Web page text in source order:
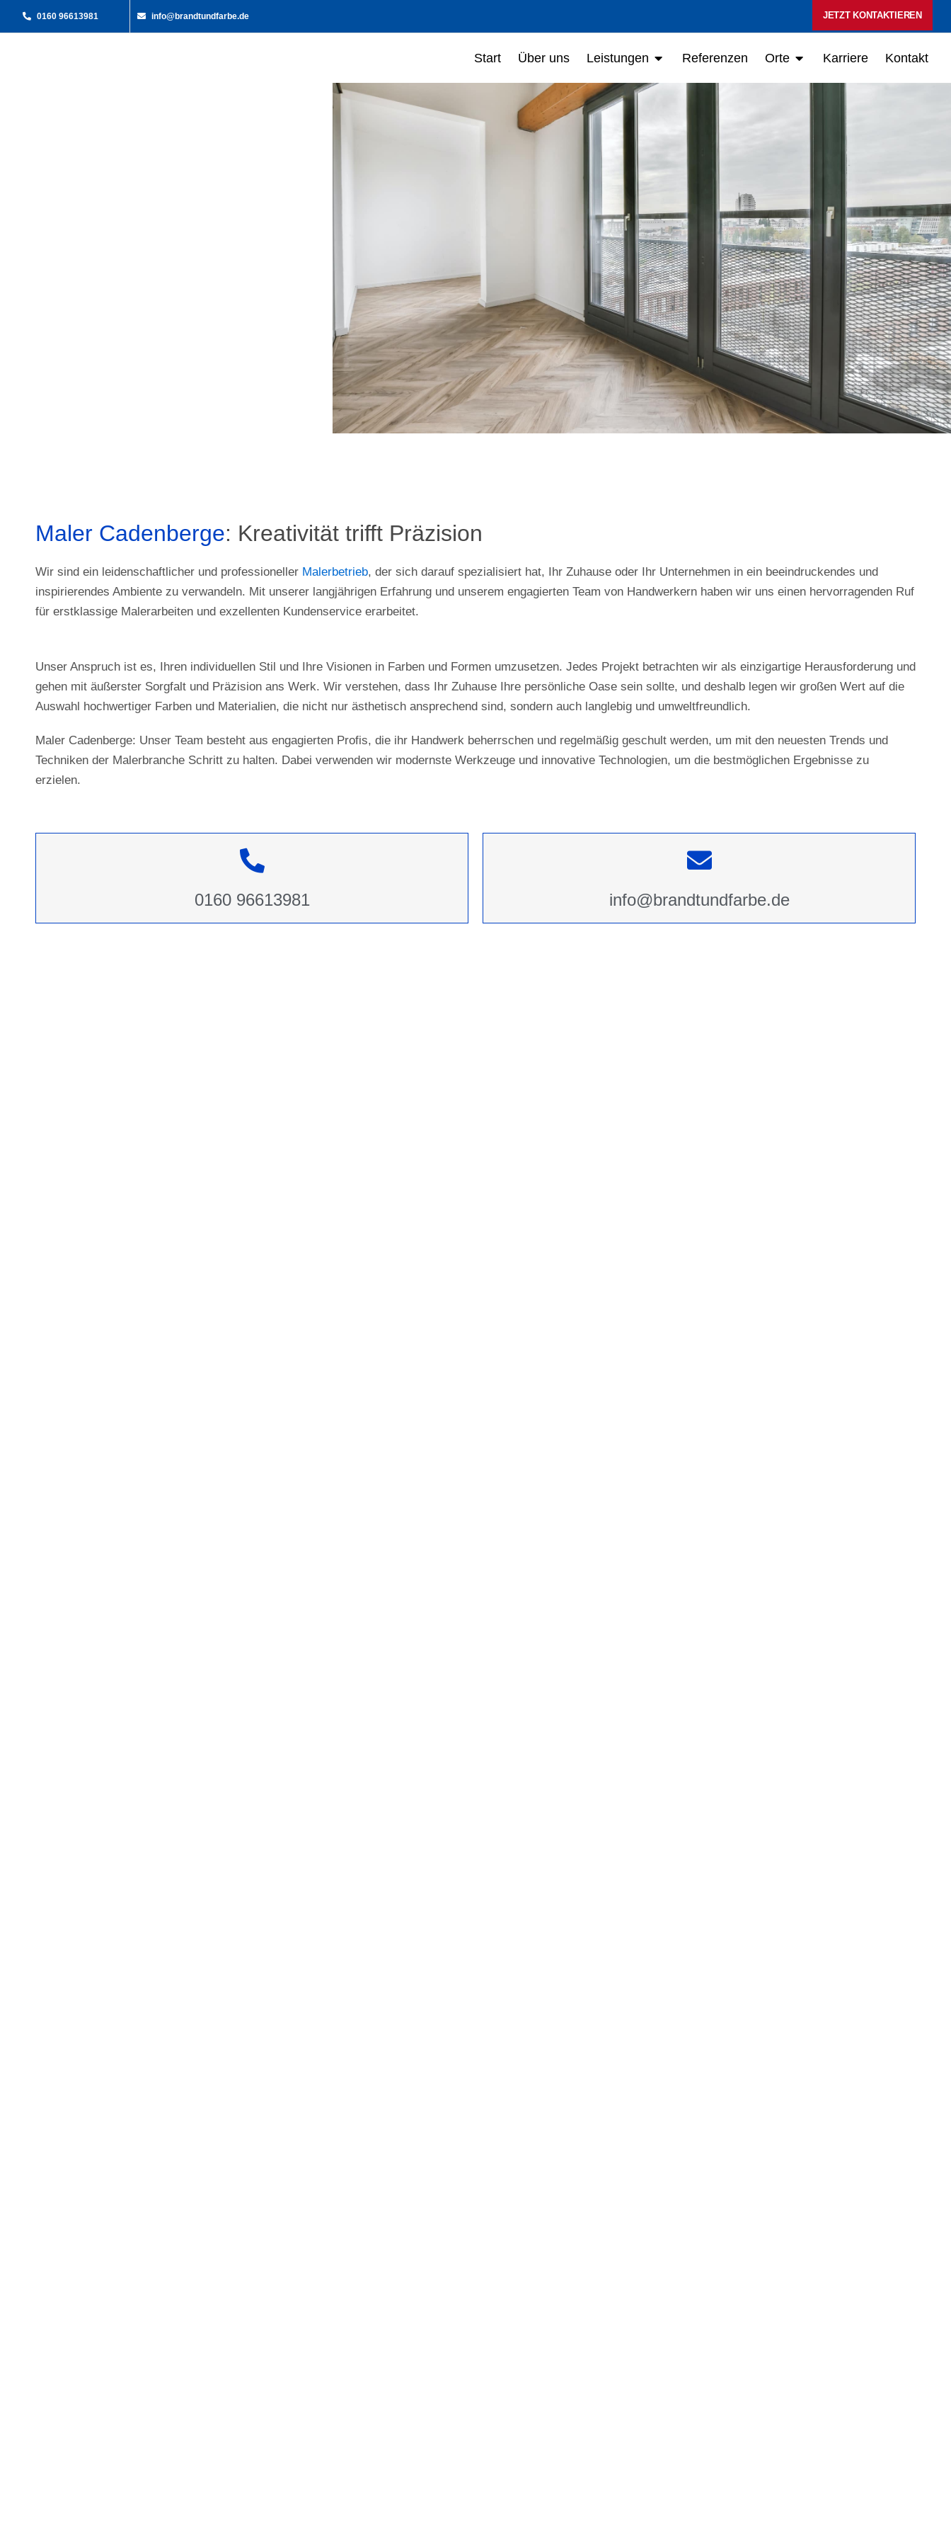
0160 96613981 info@brandtundfarbe.de JETZT KONTAKTIEREN
Start Über uns Leistungen Öffne Leistungen
Referenzen Orte Öffne OrteKarriere Kontakt
Maler Cadenberge: Kreativität trifft Präzision
Wir sind ein leidenschaftlicher und professioneller Malerbetrieb, der sich darauf spezialisiert hat, Ihr Zuhause oder Ihr Unternehmen in ein beeindruckendes und
inspirierendes Ambiente zu verwandeln. Mit unserer langjährigen Erfahrung und unserem engagierten Team von Handwerkern haben wir uns einen hervorragenden Ruf
für erstklassige Malerarbeiten und exzellenten Kundenservice erarbeitet.
Unser Anspruch ist es, Ihren individuellen Stil und Ihre Visionen in Farben und Formen umzusetzen. Jedes Projekt betrachten wir als einzigartige Herausforderung und
gehen mit äußerster Sorgfalt und Präzision ans Werk. Wir verstehen, dass Ihr Zuhause Ihre persönliche Oase sein sollte, und deshalb legen wir großen Wert auf die
Auswahl hochwertiger Farben und Materialien, die nicht nur ästhetisch ansprechend sind, sondern auch langlebig und umweltfreundlich.
Maler Cadenberge: Unser Team besteht aus engagierten Profis, die ihr Handwerk beherrschen und regelmäßig geschult werden, um mit den neuesten Trends und
Techniken der Malerbranche Schritt zu halten. Dabei verwenden wir modernste Werkzeuge und innovative Technologien, um die bestmöglichen Ergebnisse zu
erzielen.
0160 96613981 info@brandtundfarbe.de